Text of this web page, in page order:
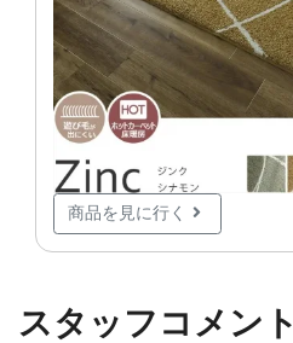
商品を見に行く
スタッフコメント